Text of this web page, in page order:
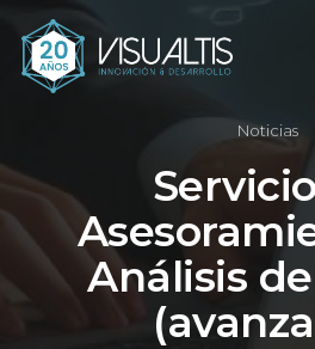
Noticias
Análisis